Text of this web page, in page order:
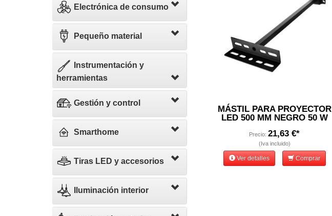
Electrónica de consumo
Pequeño material
Instrumentación y
herramientas
Gestión y control
Smarthome
Tiras LED y accesorios
Iluminación interior
MÁSTIL PARA PROYECTOR
LED 500 MM NEGRO 50 W
Precio:21,63 €*
(Iva incluido)
Ver detalles Comprar